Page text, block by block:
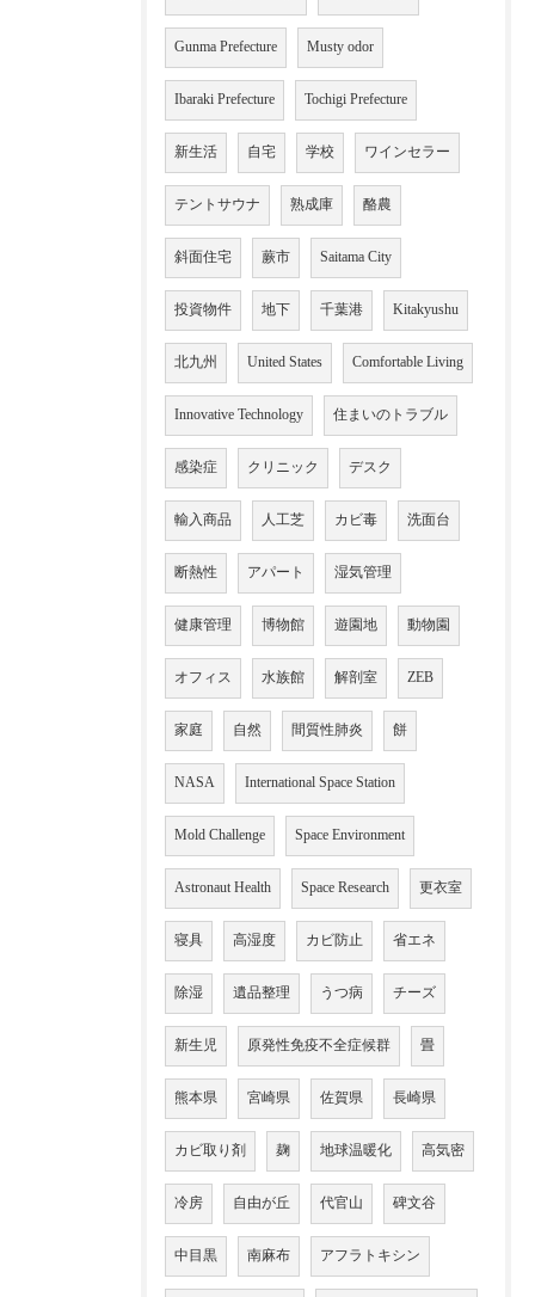
Gunma Prefecture Musty odor
Ibaraki Prefecture Tochigi Prefecture
新生活 自宅 学校 ワインセラー
テントサウナ 熟成庫 酪農
斜面住宅 蕨市 Saitama City
投資物件 地下 千葉港 Kitakyushu
北九州 United States Comfortable Living
Innovative Technology 住まいのトラブル
感染症 クリニック デスク
輸入商品 人工芝 カビ毒 洗面台
断熱性 アパート 湿気管理
健康管理 博物館 遊園地 動物園
オフィス 水族館 解剖室 ZEB
家庭 自然 間質性肺炎 餅
NASA International Space Station
Mold Challenge Space Environment
Astronaut Health Space Research 更衣室
寝具 高湿度 カビ防止 省エネ
除湿 遺品整理 うつ病 チーズ
新生児 原発性免疫不全症候群 畳
熊本県 宮崎県 佐賀県 長崎県
カビ取り剤 麹 地球温暖化 高気密
冷房 自由が丘 代官山 碑文谷
中目黒 南麻布 アフラトキシン